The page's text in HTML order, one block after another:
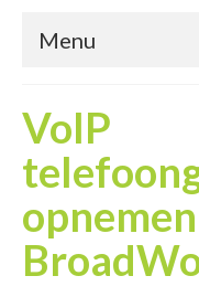
Menu
Oplossingen
Zoek een
Producten
Call
VoIP